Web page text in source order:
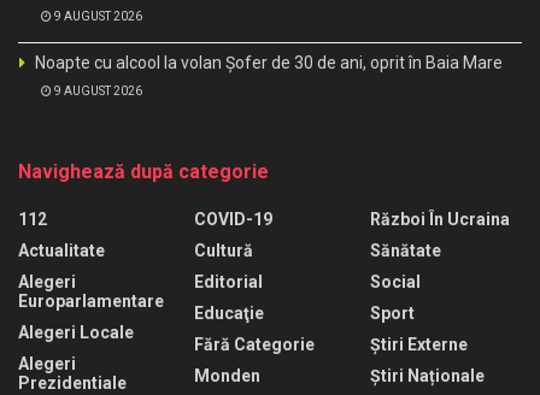
9 AUGUST 2026
Noapte cu alcool la volan Șofer de 30 de ani, oprit în Baia Mare
9 AUGUST 2026
Navighează după categorie
112
Actualitate
Alegeri
Europarlamentare
Alegeri Locale
Alegeri
Prezidentiale
COVID-19
Cultură
Editorial
Educaţie
Fără Categorie
Monden
Război În Ucraina
Sănătate
Social
Sport
Știri Externe
Știri Naționale